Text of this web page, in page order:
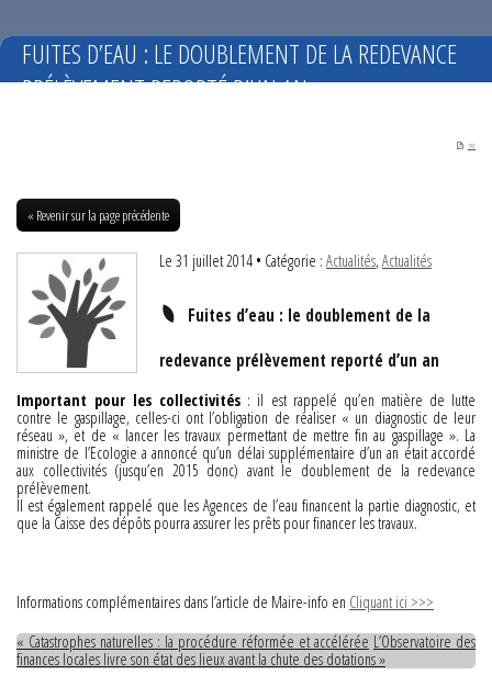
FUITES D’EAU : LE DOUBLEMENT DE LA REDEVANCE
PRÉLÈVEMENT REPORTÉ D’UN AN
PDF
« Revenir sur la page précédente
Le 31 juillet 2014 • Catégorie : Actualités, Actualités
Fuites d’eau : le doublement de la
redevance prélèvement reporté d’un an
Important pour les collectivités : il est rappelé qu’en matière de lutte
contre le gaspillage, celles-ci ont l’obligation de réaliser « un diagnostic de leur
réseau », et de « lancer les travaux permettant de mettre fin au gaspillage ». La
ministre de l’Ecologie a annoncé qu’un délai supplémentaire d’un an était accordé
aux collectivités (jusqu’en 2015 donc) avant le doublement de la redevance
prélèvement.
Il est également rappelé que les Agences de l’eau financent la partie diagnostic, et
que la Caisse des dépôts pourra assurer les prêts pour financer les travaux.
Informations complémentaires dans l’article de Maire-info en Cliquant ici >>>
« Catastrophes naturelles : la procédure réformée et accélérée L’Observatoire des
finances locales livre son état des lieux avant la chute des dotations »